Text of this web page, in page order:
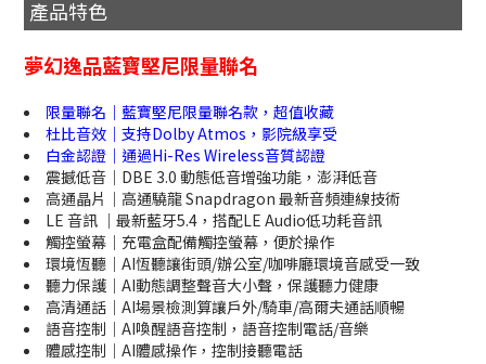
產品特色
夢幻逸品藍寶堅尼限量聯名
限量聯名｜藍寶堅尼限量聯名款，超值收藏
杜比音效｜支持Dolby Atmos，影院級享受
白金認證｜通過Hi-Res Wireless音質認證
震撼低音｜DBE 3.0 動態低音增強功能，澎湃低音
高通晶片｜高通驍龍 Snapdragon 最新音頻連線技術
LE 音訊 ｜最新藍牙5.4，搭配LE Audio低功耗音訊
觸控螢幕｜充電盒配備觸控螢幕，便於操作
環境恆聽｜AI恆聽讓街頭/辦公室/咖啡廳環境音感受一致
聽力保護｜AI動態調整聲音大小聲，保護聽力健康
高清通話｜AI場景檢測算讓戶外/騎車/高爾夫通話順暢
語音控制｜AI喚醒語音控制，語音控制電話/音樂
體感控制｜AI體感操作，控制接聽電話